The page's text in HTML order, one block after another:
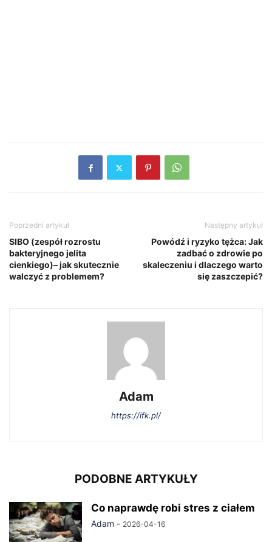
Poprzedni artykuł
SIBO (zespół rozrostu
bakteryjnego jelita
cienkiego)– jak skutecznie
walczyć z problemem?
Następny artykuł
Powódź i ryzyko tężca: Jak
zadbać o zdrowie po
skaleczeniu i dlaczego warto
się zaszczepić?
Adam
https://ifk.pl/
PODOBNE ARTYKUŁY
Co naprawdę robi stres z ciałem
Adam - 2026-04-16